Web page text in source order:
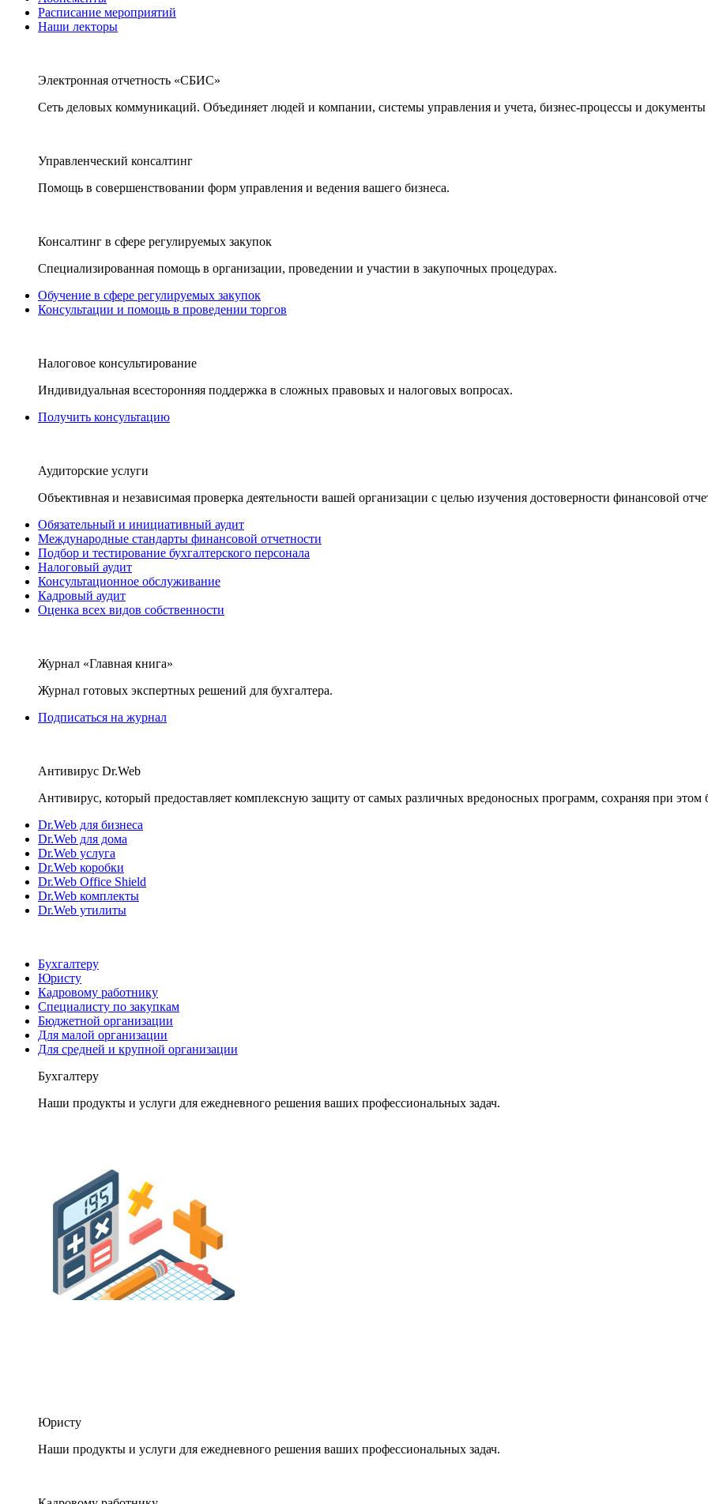
Расписание мероприятий
Наши лекторы
Электронная отчетность «СБИС»
Сеть деловых коммуникаций. Объединяет людей и компании, системы управления и учета, бизнес-процессы и документы
Управленческий консалтинг
Помощь в совершенствовании форм управления и ведения вашего бизнеса.
Консалтинг в сфере регулируемых закупок
Специализированная помощь в организации, проведении и участии в закупочных процедурах.
Обучение в сфере регулируемых закупок
Консультации и помощь в проведении торгов
Налоговое консультирование
Индивидуальная всесторонняя поддержка в сложных правовых и налоговых вопросах.
Получить консультацию
Аудиторские услуги
Объективная и независимая проверка деятельности вашей организации с целью изучения достоверности финансовой
Обязательный и инициативный аудит
Международные стандарты финансовой отчетности
Подбор и тестирование бухгалтерского персонала
Налоговый аудит
Консультационное обслуживание
Кадровый аудит
Оценка всех видов собственности
Журнал «Главная книга»
Журнал готовых экспертных решений для бухгалтера.
Подписаться на журнал
Антивирус Dr.Web
Антивирус, который предоставляет комплексную защиту от самых различных вредоносных программ, сохраняя при этом
Dr.Web для бизнеса
Dr.Web для дома
Dr.Web услуга
Dr.Web коробки
Dr.Web Office Shield
Dr.Web комплекты
Dr.Web утилиты
Бухгалтеру
Юристу
Кадровому работнику
Специалисту по закупкам
Бюджетной организации
Для малой организации
Для средней и крупной организации
Бухгалтеру
Наши продукты и услуги для ежедневного решения ваших профессиональных задач.
Юристу
Наши продукты и услуги для ежедневного решения ваших профессиональных задач.